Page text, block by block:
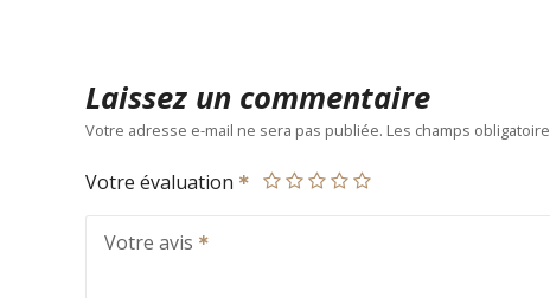
Laissez un commentaire
Votre adresse e-mail ne sera pas publiée. Les champs
Votre évaluation
Votre avis